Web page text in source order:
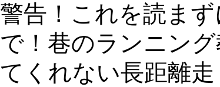
health mamagement セールス 走り方
警告！これを読ま
で！巷のランニン
てくれない長距離